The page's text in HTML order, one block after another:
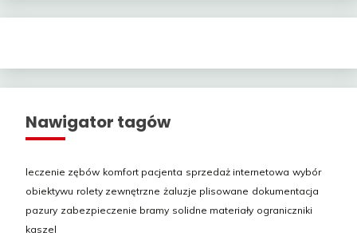
Nawigator tagów
leczenie zębów komfort pacjenta sprzedaż internetowa wybór
obiektywu rolety zewnętrzne żaluzje plisowane dokumentacja
pazury zabezpieczenie bramy solidne materiały ograniczniki
kaszel